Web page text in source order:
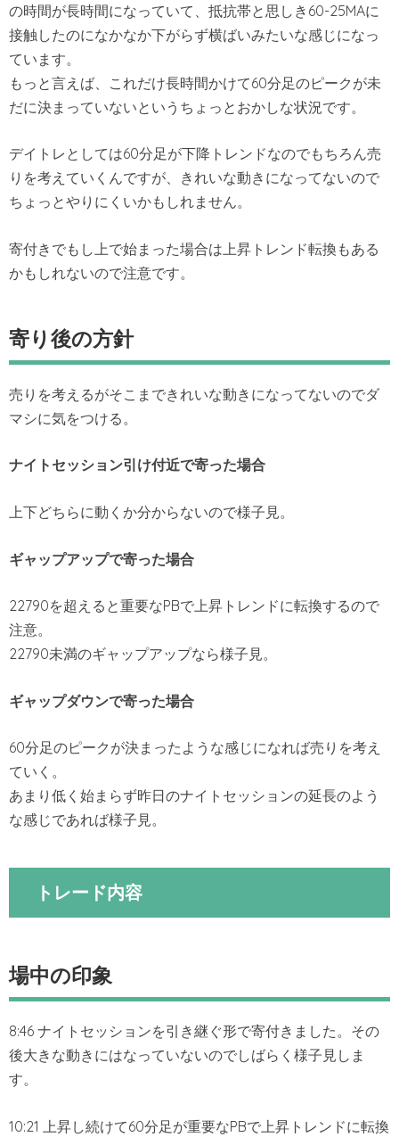
の時間が長時間になっていて、抵抗帯と思しき60-25MAに
接触したのになかなか下がらず横ばいみたいな感じになっ
ています。
もっと言えば、これだけ長時間かけて60分足のピークが未
だに決まっていないというちょっとおかしな状況です。
デイトレとしては60分足が下降トレンドなのでもちろん売
りを考えていくんですが、きれいな動きになってないので
ちょっとやりにくいかもしれません。
寄付きでもし上で始まった場合は上昇トレンド転換もある
かもしれないので注意です。
寄り後の方針
売りを考えるがそこまできれいな動きになってないのでダ
マシに気をつける。
ナイトセッション引け付近で寄った場合
上下どちらに動くか分からないので様子見。
ギャップアップで寄った場合
22790を超えると重要なPBで上昇トレンドに転換するので
注意。
22790未満のギャップアップなら様子見。
ギャップダウンで寄った場合
60分足のピークが決まったような感じになれば売りを考え
ていく。
あまり低く始まらず昨日のナイトセッションの延長のよう
な感じであれば様子見。
トレード内容
場中の印象
8:46 ナイトセッションを引き継ぐ形で寄付きました。その
後大きな動きにはなっていないのでしばらく様子見しま
す。
10:21 上昇し続けて60分足が重要なPBで上昇トレンドに転換